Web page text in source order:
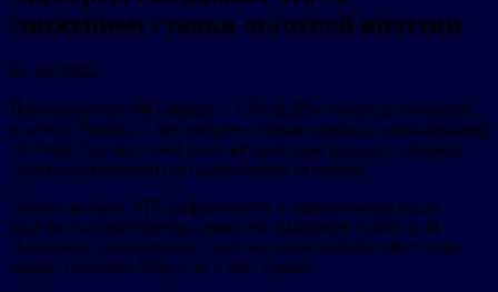
снижением ставки льготной ипотеки
24 мая 2022
Правительство РФ снизило с 12% до 9% ставку по льготной
ипотеке. Также с 1 мая введены новые правила, позволяющие
сочетать при льготной ипотеке льготный процент с иными
субсидированными или рыночными ставками.
Теперь же банк ВТБ информирует о значительном росте
количества ежедневных заявок на получение кредита. В
сравнении с апрелем рост количества желающих получить
кредит составил 85%, или 3 тыс. в день.